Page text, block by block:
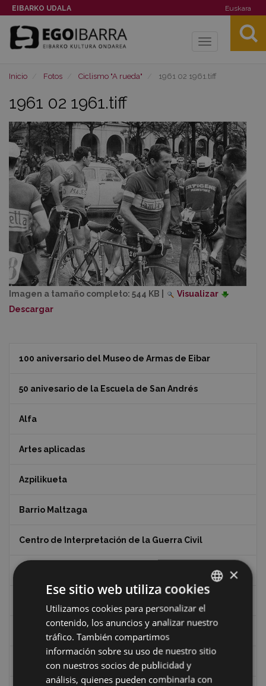
EIBARKO UDALA Euskara
Toggle
Inicio Fotos Ciclismo "A rueda" 1961 02 1961.tiff
1961 02 1961.tiff
Imagen a tamaño completo: 544 KB
Visualizar
Descargar
100 aniversario del Museo de Armas de Eibar
50 anivesario de la Escuela de San Andrés
Alfa
Artes aplicadas
Azpilikueta
Barrio Maltzaga
Centro de Interpretación de la Guerra Civil
Eibar desde el aire
BASQUE
SPANISH
×
Ese sitio web utiliza cookies
Utilizamos cookies para personalizar el
contenido, los anuncios y analizar nuestro
tráfico. También compartimos
información sobre su uso de nuestro sitio
con nuestros socios de publicidad y
análisis, quienes pueden combinarla con